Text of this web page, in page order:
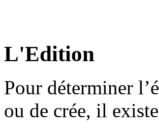
L'Edition
Pour déterminer
ou de crée, il